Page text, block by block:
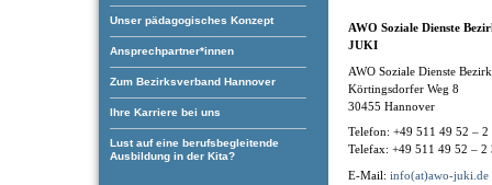
Unser pädagogisches Konzept
Ansprechpartner*innen
Zum Bezirksverband Hannover
Ihre Karriere bei uns
Lust auf eine berufsbegleitende
Ausbildung in der Kita?
AWO Soziale Dienste
JUKI
AWO Soziale Dienste
Körtingsdorfer Weg 8
30455 Hannover
Telefon: +49 511 49 52 – 2
Telefax: +49 511 49 52 – 2
E-Mail: info(at)awo-juki.de